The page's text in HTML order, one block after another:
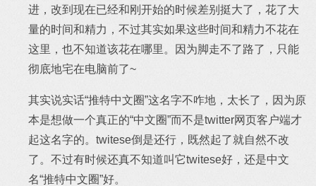
进，改到现在已经和刚开始的时候差别挺大了，花了大
量的时间和精力，不过其实如果这些时间和精力不花在
这里，也不知道该花在哪里。因为脚走不了路了，只能
彻底地宅在电脑前了~
其实说实话“推特中文圈”这名字不咋地，太长了，因为原
本是想做一个真正的“中文圈”而不是twitter网页客户端才
起这名字的。twitese倒是还行，既然起了就自然不改
了。不过有时候还真不知道叫它twitese好，还是中文
名“推特中文圈”好。